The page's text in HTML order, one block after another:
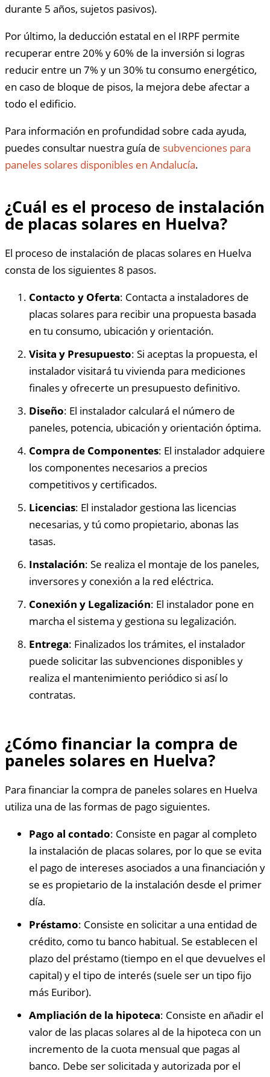
durante 5 años, sujetos pasivos).
Por último, la deducción estatal en el IRPF permite
recuperar entre 20% y 60% de la inversión si logras
reducir entre un 7% y un 30% tu consumo energético,
en caso de bloque de pisos, la mejora debe afectar a
todo el edificio.
Para información en profundidad sobre cada ayuda,
puedes consultar nuestra guía de subvenciones para
paneles solares disponibles en Andalucía.
¿Cuál es el proceso de instalación
de placas solares en Huelva?
El proceso de instalación de placas solares en Huelva
consta de los siguientes 8 pasos.
Contacto y Oferta: Contacta a instaladores de
placas solares para recibir una propuesta basada
en tu consumo, ubicación y orientación.
Visita y Presupuesto: Si aceptas la propuesta, el
instalador visitará tu vivienda para mediciones
finales y ofrecerte un presupuesto definitivo.
Diseño: El instalador calculará el número de
paneles, potencia, ubicación y orientación óptima.
Compra de Componentes: El instalador adquiere
los componentes necesarios a precios
competitivos y certificados.
Licencias: El instalador gestiona las licencias
necesarias, y tú como propietario, abonas las
tasas.
Instalación: Se realiza el montaje de los paneles,
inversores y conexión a la red eléctrica.
Conexión y Legalización: El instalador pone en
marcha el sistema y gestiona su legalización.
Entrega: Finalizados los trámites, el instalador
puede solicitar las subvenciones disponibles y
realiza el mantenimiento periódico si así lo
contratas.
¿Cómo financiar la compra de
paneles solares en Huelva?
Para financiar la compra de paneles solares en Huelva
utiliza una de las formas de pago siguientes.
Pago al contado: Consiste en pagar al completo
la instalación de placas solares, por lo que se evita
el pago de intereses asociados a una financiación y
se es propietario de la instalación desde el primer
día.
Préstamo: Consiste en solicitar a una entidad de
crédito, como tu banco habitual. Se establecen el
plazo del préstamo (tiempo en el que devuelves el
capital) y el tipo de interés (suele ser un tipo fijo
más Euribor).
Ampliación de la hipoteca: Consiste en añadir el
valor de las placas solares al de la hipoteca con un
incremento de la cuota mensual que pagas al
banco. Debe ser solicitada y autorizada por el